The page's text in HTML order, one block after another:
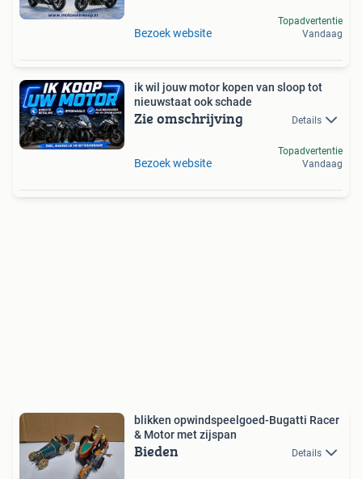
Bezoek website
Topadvertentie
Vandaag
ik wil jouw motor kopen van sloop tot
nieuwstaat ook schade
Zie omschrijving Details
Bezoek website
Topadvertentie
Vandaag
blikken opwindspeelgoed-Bugatti Racer
& Motor met zijspan
Bieden Details